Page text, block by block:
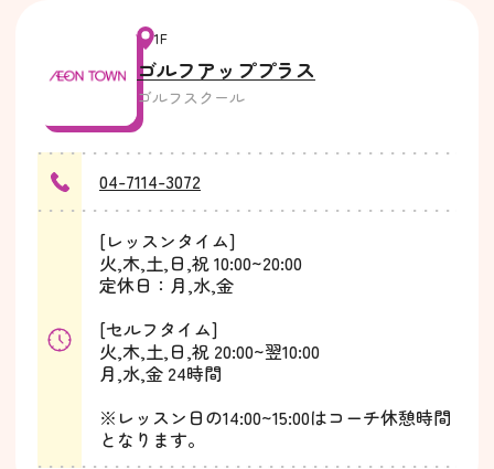
1F
ゴルフアッププラス
ゴルフスクール
04-7114-3072
[レッスンタイム]
火,木,土,日,祝 10:00~20:00
定休日：月,水,金
[セルフタイム]
火,木,土,日,祝 20:00~翌10:00
月,水,金 24時間
※レッスン日の14:00~15:00はコーチ休憩時間
となります。